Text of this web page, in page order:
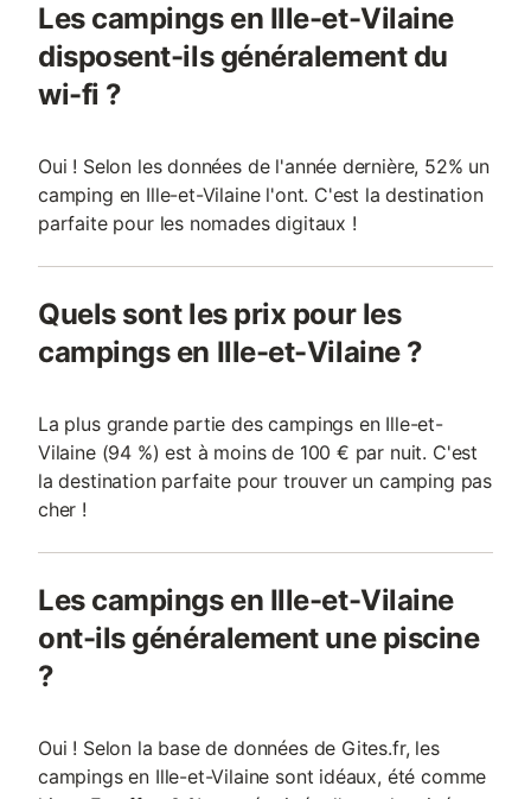
Les campings en Ille-et-Vilaine
disposent-ils généralement du
wi-fi ?
Oui ! Selon les données de l'année dernière, 52% un
camping en Ille-et-Vilaine l'ont. C'est la destination
parfaite pour les nomades digitaux !
Quels sont les prix pour les
campings en Ille-et-Vilaine ?
La plus grande partie des campings en Ille-et-
Vilaine (94 %) est à moins de 100 € par nuit. C'est
la destination parfaite pour trouver un camping pas
cher !
Les campings en Ille-et-Vilaine
ont-ils généralement une piscine
?
Oui ! Selon la base de données de Gites.fr, les
campings en Ille-et-Vilaine sont idéaux, été comme